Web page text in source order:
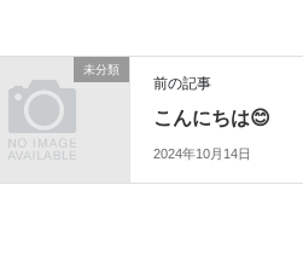
未分類
前の記事
こんにちは😊
2024年10月14日